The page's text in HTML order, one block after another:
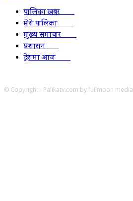
पालिका खबर2152
मेरो पालिका2078
मुख्य समाचार2010
प्रशासन1341
देशमा आज1278
© Copyright - Palikatv.com by fullmoon media